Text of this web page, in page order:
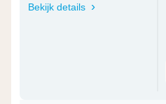
Bekijk details